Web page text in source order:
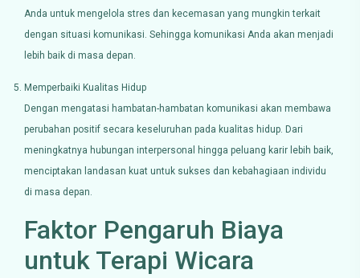
Anda untuk mengelola stres dan kecemasan yang mungkin terkait
dengan situasi komunikasi. Sehingga komunikasi Anda akan menjadi
lebih baik di masa depan.
Memperbaiki Kualitas Hidup
Dengan mengatasi hambatan-hambatan komunikasi akan membawa
perubahan positif secara keseluruhan pada kualitas hidup. Dari
meningkatnya hubungan interpersonal hingga peluang karir lebih baik,
menciptakan landasan kuat untuk sukses dan kebahagiaan individu
di masa depan.
Faktor Pengaruh Biaya
untuk Terapi Wicara